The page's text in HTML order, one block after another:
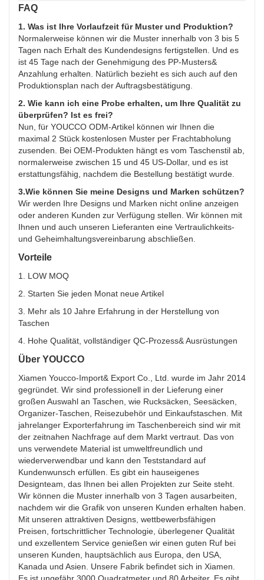
FAQ
1. Was ist Ihre Vorlaufzeit für Muster und Produktion?
Normalerweise können wir die Muster innerhalb von 3 bis 5
Tagen nach Erhalt des Kundendesigns fertigstellen. Und es
ist 45 Tage nach der Genehmigung des PP-Musters&
Anzahlung erhalten. Natürlich bezieht es sich auch auf den
Produktionsplan nach der Auftragsbestätigung.
2. Wie kann ich eine Probe erhalten, um Ihre Qualität zu
überprüfen? Ist es frei?
Nun, für YOUCCO ODM-Artikel können wir Ihnen die
maximal 2 Stück kostenlosen Muster per Frachtabholung
zusenden. Bei OEM-Produkten hängt es vom Taschenstil ab,
normalerweise zwischen 15 und 45 US-Dollar, und es ist
erstattungsfähig, nachdem die Bestellung bestätigt wurde.
3.Wie können Sie meine Designs und Marken schützen?
Wir werden Ihre Designs und Marken nicht online anzeigen
oder anderen Kunden zur Verfügung stellen. Wir können mit
Ihnen und auch unseren Lieferanten eine Vertraulichkeits-
und Geheimhaltungsvereinbarung abschließen.
Vorteile
1. LOW MOQ
2. Starten Sie jeden Monat neue Artikel
3. Mehr als 10 Jahre Erfahrung in der Herstellung von
Taschen
4. Hohe Qualität, vollständiger QC-Prozess& Ausrüstungen
Über YOUCCO
Xiamen Youcco-Import& Export Co., Ltd. wurde im Jahr 2014
gegründet. Wir sind professionell in der Lieferung einer
großen Auswahl an Taschen, wie Rucksäcken, Seesäcken,
Organizer-Taschen, Reisezubehör und Einkaufstaschen. Mit
jahrelanger Exporterfahrung im Taschenbereich sind wir mit
der zeitnahen Nachfrage auf dem Markt vertraut. Das von
uns verwendete Material ist umweltfreundlich und
wiederverwendbar und kann den Teststandard auf
Kundenwunsch erfüllen. Es gibt ein hauseigenes
Designteam, das Ihnen bei allen Projekten zur Seite steht.
Wir können die Muster innerhalb von 3 Tagen ausarbeiten,
nachdem wir die Grafik von unseren Kunden erhalten haben.
Mit unseren attraktiven Designs, wettbewerbsfähigen
Preisen, fortschrittlicher Technologie, überlegener Qualität
und exzellentem Service genießen wir einen guten Ruf bei
unseren Kunden, hauptsächlich aus Europa, den USA,
Kanada und Asien. Unsere Fabrik befindet sich in Xiamen.
Es ist ungefähr 3000 Quadratmeter und 80 Arbeiter. Es gibt